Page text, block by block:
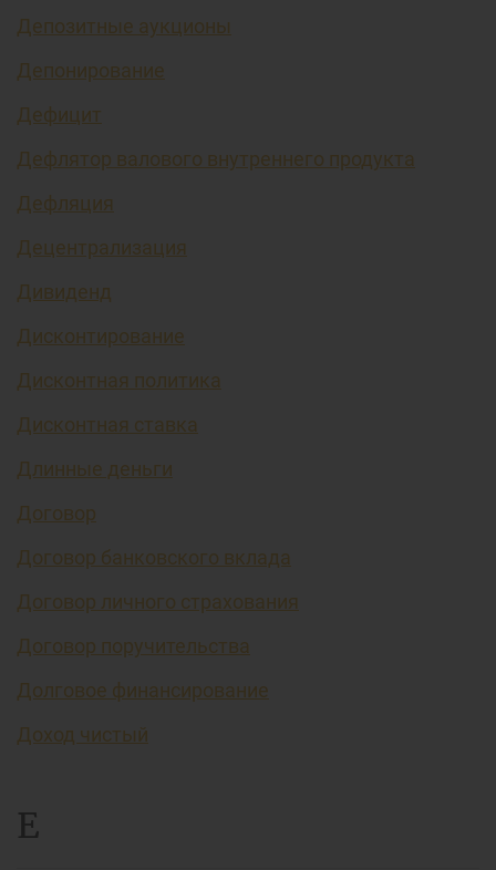
Депозитные аукционы
Депонирование
Дефицит
Дефлятор валового внутреннего продукта
Дефляция
Децентрализация
Дивиденд
Дисконтирование
Дисконтная политика
Дисконтная ставка
Длинные деньги
Договор
Договор банковского вклада
Договор личного страхования
Договор поручительства
Долговое финансирование
Доход чистый
Е